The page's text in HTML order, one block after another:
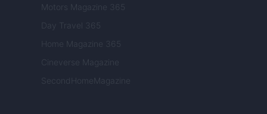
Motors Magazine 365
Day Travel 365
Home Magazine 365
Cineverse Magazine
SecondHomeMagazine